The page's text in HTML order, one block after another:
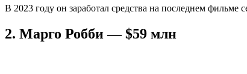
В 2023 году он заработал средства на последнем
2. Марго Робби — $59 млн